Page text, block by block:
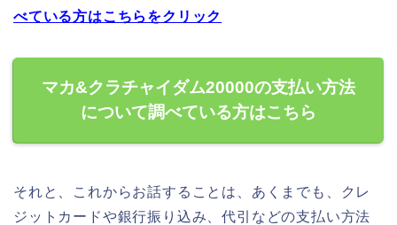
べている方はこちらをクリック
マカ&クラチャイダム20000の支払い方法
について調べている方はこちら
それと、これからお話することは、あくまでも、クレ
ジットカードや銀行振り込み、代引などの支払い方法